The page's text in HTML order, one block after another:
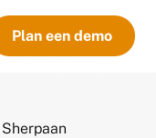
Plan een demo